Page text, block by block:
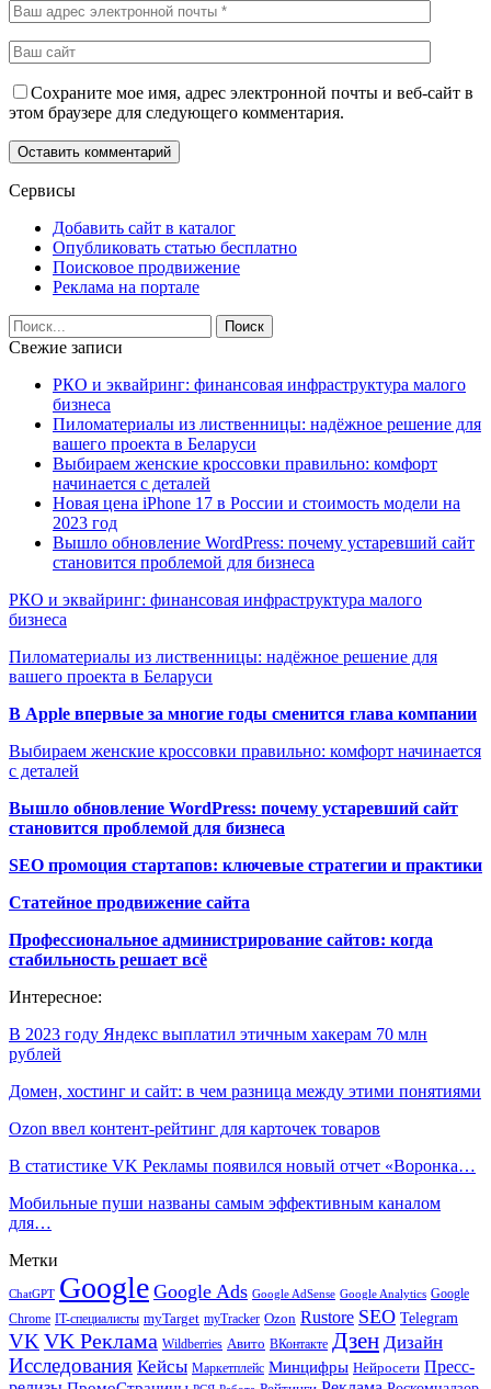
Сохраните мое имя, адрес электронной почты и веб-сайт в
этом браузере для следующего комментария.
Сервисы
Добавить сайт в каталог
Опубликовать статью бесплатно
Поисковое продвижение
Реклама на портале
Свежие записи
РКО и эквайринг: финансовая инфраструктура малого
бизнеса
Пиломатериалы из лиственницы: надёжное решение для
вашего проекта в Беларуси
Выбираем женские кроссовки правильно: комфорт
начинается с деталей
Новая цена iPhone 17 в России и стоимость модели на
2023 год
Вышло обновление WordPress: почему устаревший сайт
становится проблемой для бизнеса
РКО и эквайринг: финансовая инфраструктура малого
бизнеса
Пиломатериалы из лиственницы: надёжное решение для
вашего проекта в Беларуси
В Apple впервые за многие годы сменится глава компании
Выбираем женские кроссовки правильно: комфорт начинается
с деталей
Вышло обновление WordPress: почему устаревший сайт
становится проблемой для бизнеса
SEO промоция стартапов: ключевые стратегии и практики
Статейное продвижение сайта
Профессиональное администрирование сайтов: когда
стабильность решает всё
Интересное:
В 2023 году Яндекс выплатил этичным хакерам 70 млн
рублей
Домен, хостинг и сайт: в чем разница между этими понятиями
Ozon ввел контент-рейтинг для карточек товаров
В статистике VK Рекламы появился новый отчет «Воронка…
Мобильные пуши названы самым эффективным каналом
для…
Метки
ChatGPT Google Google Ads Google AdSense Google Analytics Google
Chrome IT-специалисты myTarget myTracker Ozon Rustore SEO Telegram
VK VK Реклама Wildberries Авито ВКонтакте Дзен Дизайн
Исследования Кейсы Маркетплейс Минцифры Нейросети Пресс-